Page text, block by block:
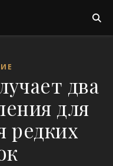
два
для
редких